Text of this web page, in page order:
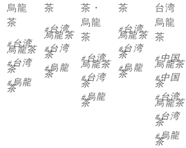
烏龍
茶
台湾
烏龍茶
台湾
茶
烏龍
茶
茶
台湾
烏龍茶
台湾
茶
烏龍
茶
茶・
烏龍
茶
台湾
烏龍茶
台湾
茶
烏龍
茶
茶
台湾
烏龍茶
台湾
茶
烏龍
茶
台湾
烏龍
茶
中国
烏龍茶
中国
茶
台湾
烏龍茶
台湾
茶
烏龍
茶